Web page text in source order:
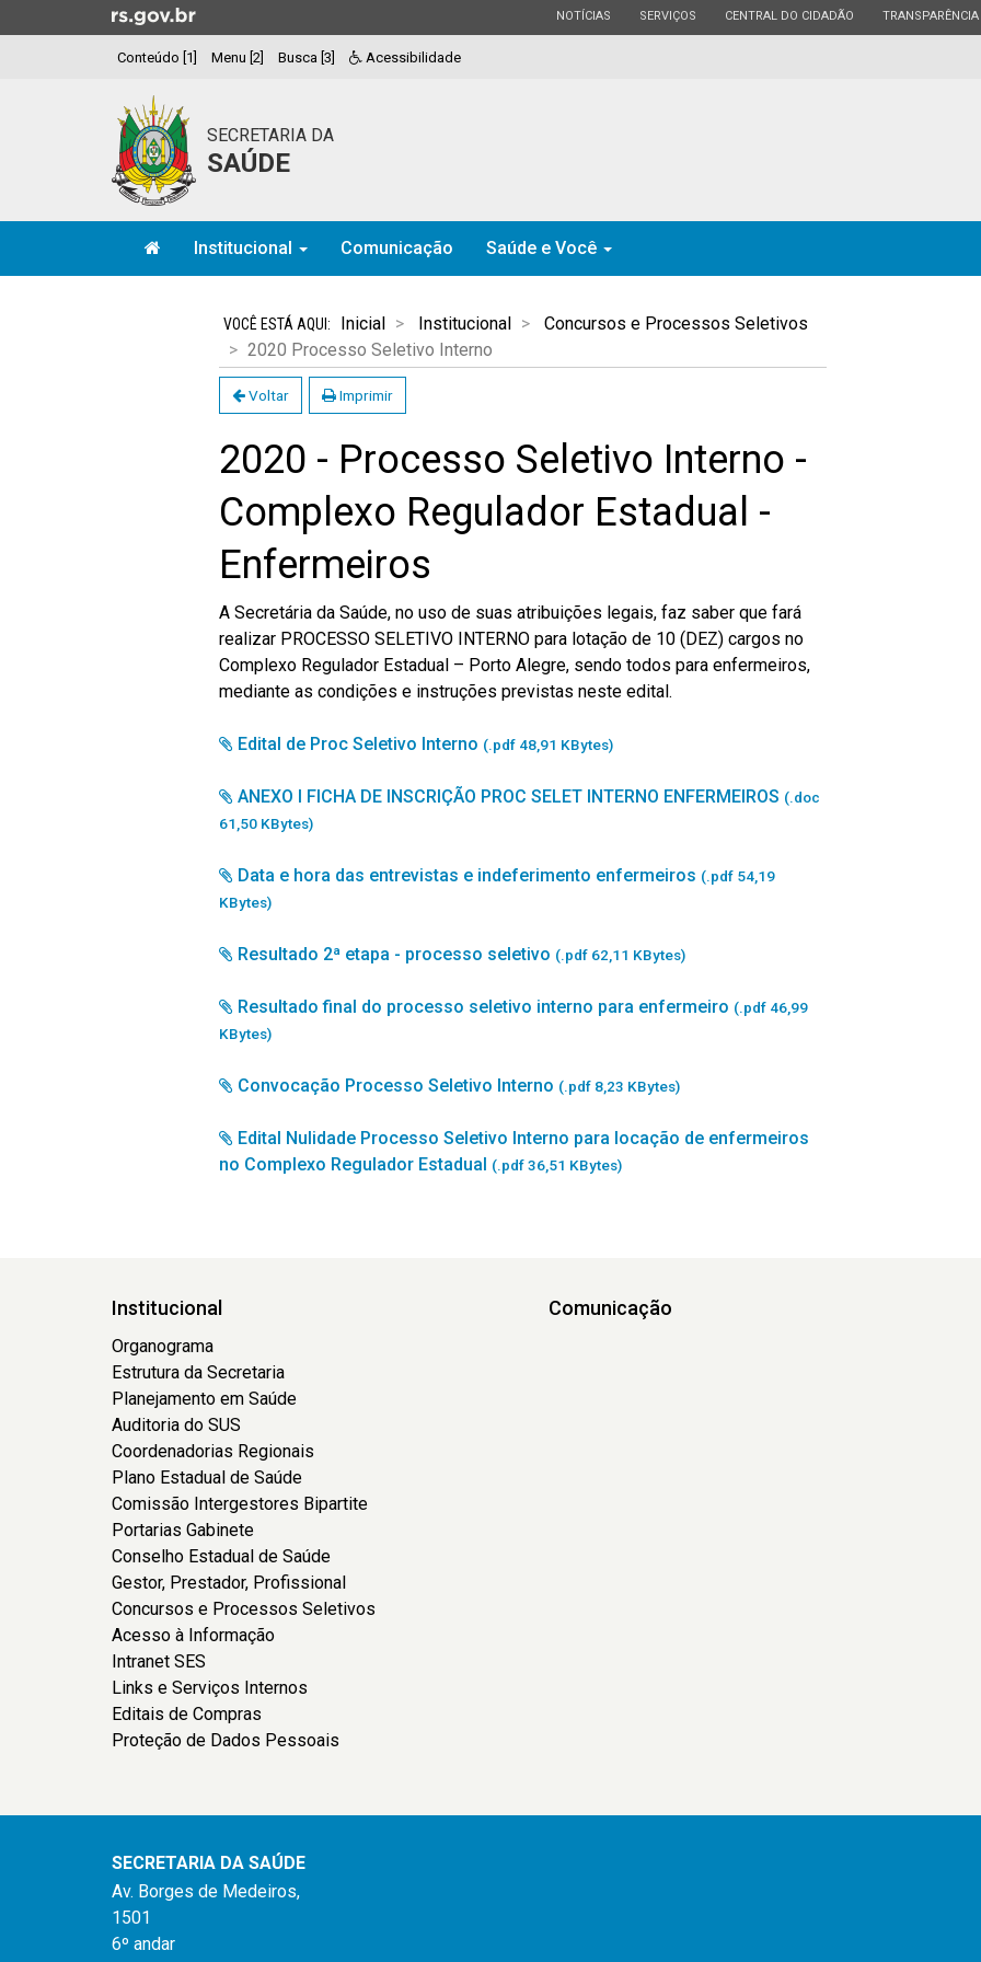
para
Ir
a
ESTADO
NOTÍCIAS ESTADO
SERVIÇOS ESTADO
CENTRAL DO CIDADÃO ESTADO
TRANSPARÊNCIA
Conteúdo [1] Menu [2] Busca [3] Acessibilidade
SECRETARIA DA
SAÚDE
Institucional Comunicação
Saúde e Você
Inicial Institucional
Concursos e Processos Seletivos
2020 Processo Seletivo Interno
Voltar Imprimir
2020 - Processo Seletivo Interno -
Complexo Regulador Estadual -
Enfermeiros
A Secretária da Saúde, no uso de suas atribuições legais, faz saber que fará
realizar PROCESSO SELETIVO INTERNO para lotação de 10 (DEZ) cargos no
Complexo Regulador Estadual – Porto Alegre, sendo todos para enfermeiros,
mediante as condições e instruções previstas neste edital.
Edital de Proc Seletivo Interno (.pdf 48,91 KBytes)
ANEXO I FICHA DE INSCRIÇÃO PROC SELET INTERNO ENFERMEIROS (.doc
61,50 KBytes)
Data e hora das entrevistas e indeferimento enfermeiros (.pdf 54,19
KBytes)
Resultado 2ª etapa - processo seletivo (.pdf 62,11 KBytes)
Resultado final do processo seletivo interno para enfermeiro (.pdf 46,99
KBytes)
Convocação Processo Seletivo Interno (.pdf 8,23 KBytes)
Edital Nulidade Processo Seletivo Interno para locação de enfermeiros
no Complexo Regulador Estadual (.pdf 36,51 KBytes)
Institucional
Organograma
Estrutura da Secretaria
Planejamento em Saúde
Auditoria do SUS
Coordenadorias Regionais
Plano Estadual de Saúde
Comissão Intergestores Bipartite
Portarias Gabinete
Conselho Estadual de Saúde
Gestor, Prestador, Profissional
Concursos e Processos Seletivos
Acesso à Informação
Intranet SES
Links e Serviços Internos
Editais de Compras
Proteção de Dados Pessoais
Comunicação
SECRETARIA DA SAÚDE
Av. Borges de Medeiros,
1501
6º andar